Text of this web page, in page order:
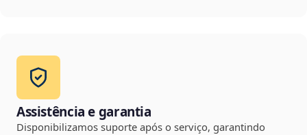
Assistência e garantia
Disponibilizamos suporte após o serviço, garantindo